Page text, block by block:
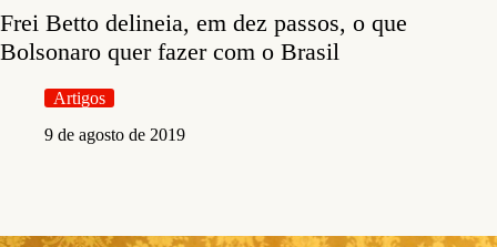
Frei Betto delineia, em dez passos, o que
Bolsonaro quer fazer com o Brasil
Artigos
9 de agosto de 2019